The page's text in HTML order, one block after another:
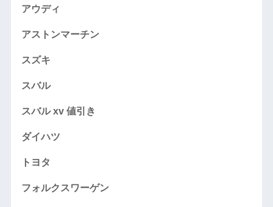
アウディ
アストンマーチン
スズキ
スバル
スバル xv 値引き
ダイハツ
トヨタ
フォルクスワーゲン